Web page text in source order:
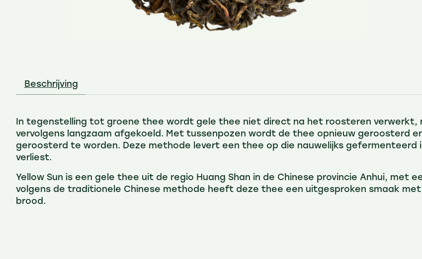
Beschrijving
In tegenstelling tot groene thee wordt gele thee niet direct na het roosteren verwerkt,
vervolgens langzaam afgekoeld. Met tussenpozen wordt de thee opnieuw geroosterd
geroosterd te worden. Deze methode levert een thee op die nauwelijks gefermenteerd
verliest.
Yellow Sun is een gele thee uit de regio Huang Shan in de Chinese provincie Anhui, met
volgens de traditionele Chinese methode heeft deze thee een uitgesproken smaak
brood.